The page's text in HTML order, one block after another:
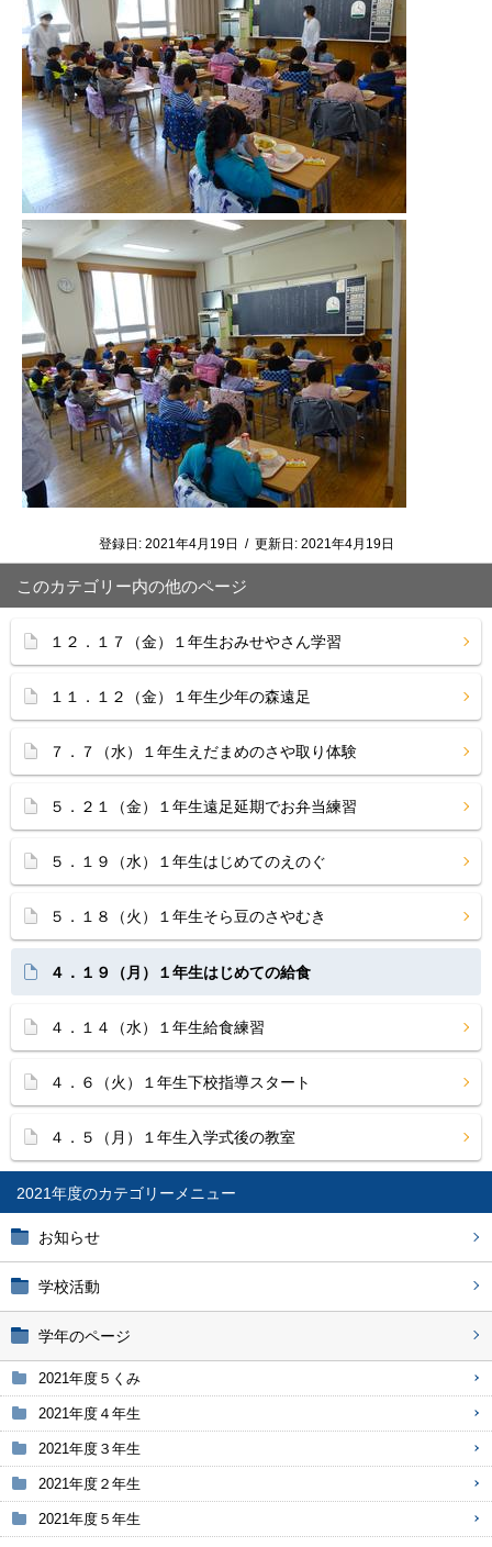
2021年度
お知らせ
学校活動
学年のページ
2021年度５くみ
2021年度４年生
2021年度３年生
2021年度２年生
2021年度５年生
登録日: 2021年4月19日 / 更新日: 2021年4月19日
このカテゴリー内の他のページ
１２．１７（金）１年生おみせやさん学習
１１．１２（金）１年生少年の森遠足
７．７（水）１年生えだまめのさや取り体験
５．２１（金）１年生遠足延期でお弁当練習
５．１９（水）１年生はじめてのえのぐ
５．１８（火）１年生そら豆のさやむき
４．１９（月）１年生はじめての給食
４．１４（水）１年生給食練習
４．６（火）１年生下校指導スタート
４．５（月）１年生入学式後の教室